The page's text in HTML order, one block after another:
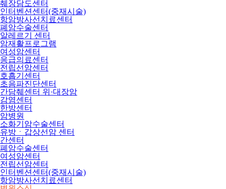
췌장담도센터
인터벤션센터(중재시술)
항암방사선치료센터
폐암수술센터
알레르기 센터
암재활프로그램
여성암센터
응급의료센터
전립선암센터
호흡기센터
초음파진단센터
간담췌센터 위·대장암
감염센터
한방센터
암병원
소화기암수술센터
유방ㆍ갑상선암 센터
간센터
폐암수술센터
여성암센터
전립선암센터
인터벤션센터(중재시술)
항암방사선치료센터